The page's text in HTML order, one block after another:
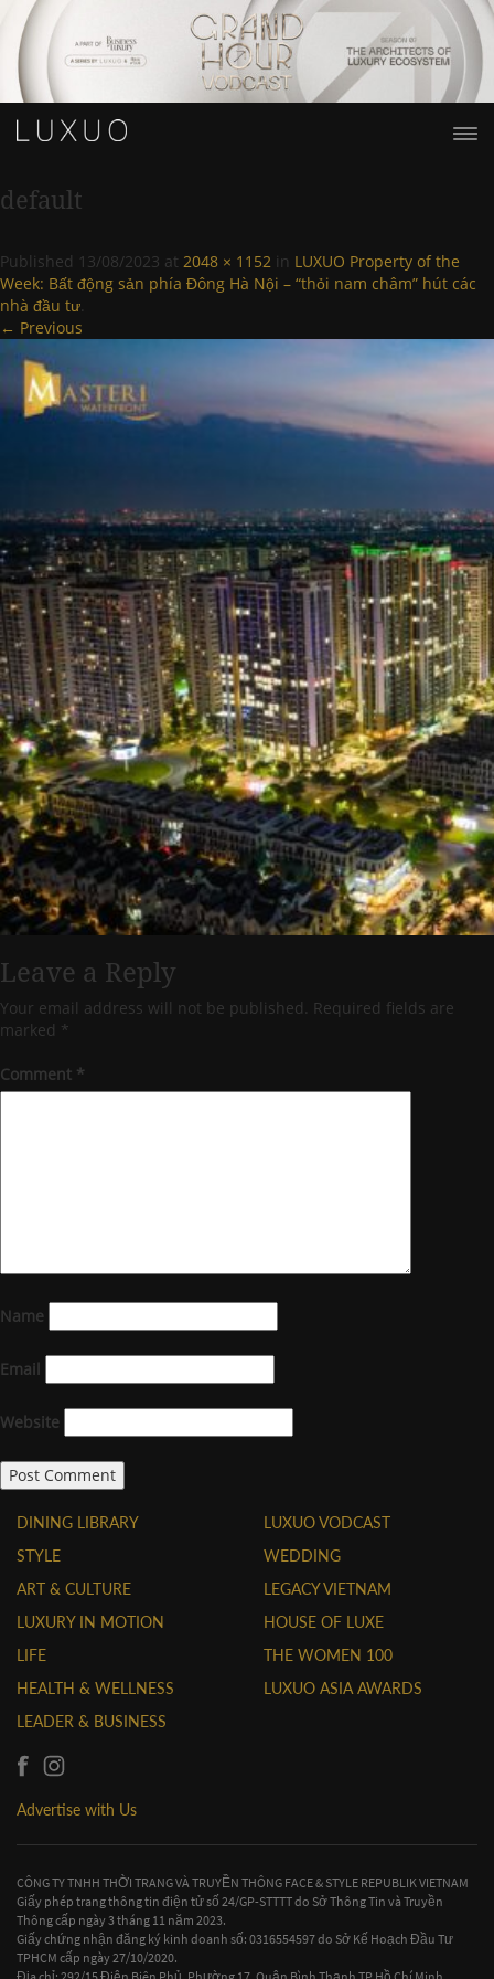
default
Published 13/08/2023 at 2048 × 1152 in LUXUO Property of the
Week: Bất động sản phía Đông Hà Nội – “thỏi nam châm” hút các
nhà đầu tư.
← Previous
Leave a Reply
Your email address will not be published. Required fields are
marked *
Comment *
Name
Email
Website
DINING LIBRARY
STYLE
ART & CULTURE
LUXURY IN MOTION
LIFE
HEALTH & WELLNESS
LEADER & BUSINESS
LUXUO VODCAST
WEDDING
LEGACY VIETNAM
HOUSE OF LUXE
THE WOMEN 100
LUXUO ASIA AWARDS
Advertise with Us
CÔNG TY TNHH THỜI TRANG VÀ TRUYỀN THÔNG FACE & STYLE REPUBLIK VIETNAM
Giấy phép trang thông tin điện tử số 24/GP-STTTT do Sở Thông Tin và Truyền
Thông cấp ngày 3 tháng 11 năm 2023.
Giấy chứng nhận đăng ký kinh doanh số: 0316554597 do Sở Kế Hoạch Đầu Tư
TPHCM cấp ngày 27/10/2020.